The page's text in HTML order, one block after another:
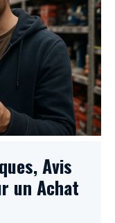
Avis
un Achat